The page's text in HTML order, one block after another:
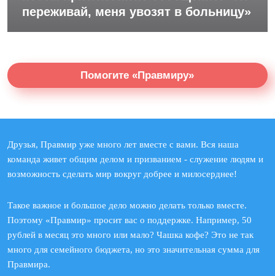
переживай, меня увозят в больницу»
Помогите «Правмиру»
Друзья, Правмир уже много лет вместе с вами. Вся наша
команда живет общим делом и призванием - служение людям и
возможность сделать мир вокруг добрее и милосерднее!
Такое важное и большое дело можно делать только вместе.
Поэтому «Правмир» просит вас о поддержке. Например, 50
рублей в месяц это много или мало? Чашка кофе? Это не так
много для семейного бюджета, но это значительная сумма для
Правмира.